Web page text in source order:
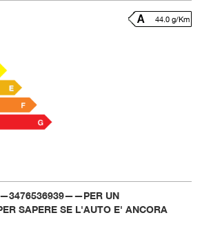
44.0 g/Km
UN
SAPERE SE L'AUTO E' ANCORA